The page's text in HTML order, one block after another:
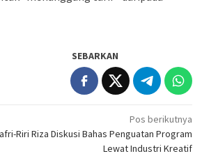
SEBARKAN
Pos berikutnya
Riri Riza Diskusi Bahas Penguatan Program
Lewat Industri Kreatif